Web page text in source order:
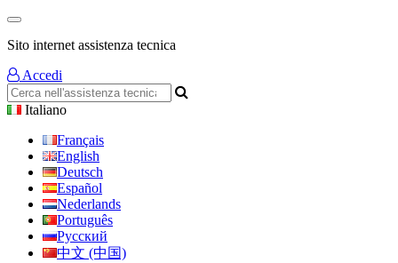
Sito internet assistenza tecnica
Accedi
Italiano
Français
English
Deutsch
Español
Nederlands
Português
Русский
中文 (中国)